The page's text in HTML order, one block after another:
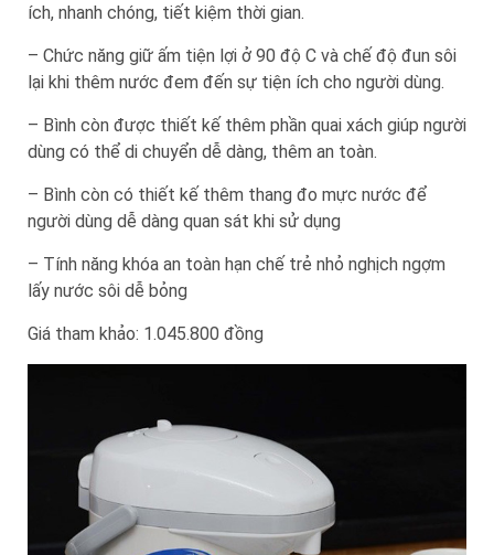
ích, nhanh chóng, tiết kiệm thời gian.
– Chức năng giữ ấm tiện lợi ở 90 độ C và chế độ đun sôi
lại khi thêm nước đem đến sự tiện ích cho người dùng.
– Bình còn được thiết kế thêm phần quai xách giúp người
dùng có thể di chuyển dễ dàng, thêm an toàn.
– Bình còn có thiết kế thêm thang đo mực nước để
người dùng dễ dàng quan sát khi sử dụng
– Tính năng khóa an toàn hạn chế trẻ nhỏ nghịch ngợm
lấy nước sôi dễ bỏng
Giá tham khảo: 1.045.800 đồng